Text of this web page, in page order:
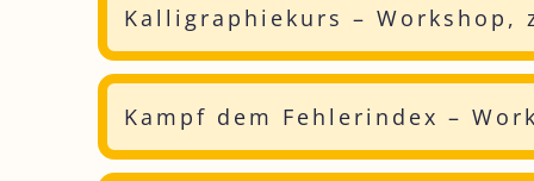
Wir lesen Romane oder Jugendromane zu
Wir suchen uns gezielt kulturelle
Für wen:
Alle aus den Jahrgangsstufen 8 bis 13, die
Kalligraphiekurs – Workshop,
Ende November bzw. Anfang Dezember wird
Festtags- oder Neujahrsgrüßen.
Danach wollen wir Grußkarten, Text-Bilder oder
Kampf dem Fehlerindex –
Es ist ärgerlich, wenn sich die Note in den